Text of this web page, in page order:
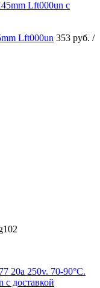
Lft000un 353 руб. /